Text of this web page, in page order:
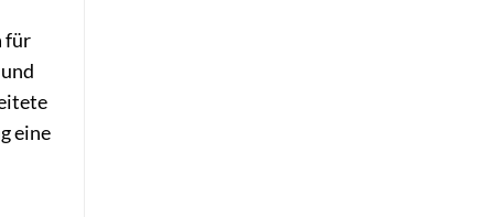
für
eine